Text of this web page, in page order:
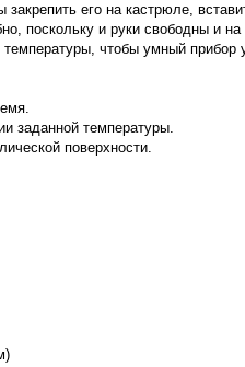
его на кастрюле,
поскольку и руки свободны и на
чтобы умный
заданной температуры.
поверхности.